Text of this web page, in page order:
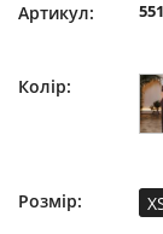
Артикул:
Колір:
Розмір: